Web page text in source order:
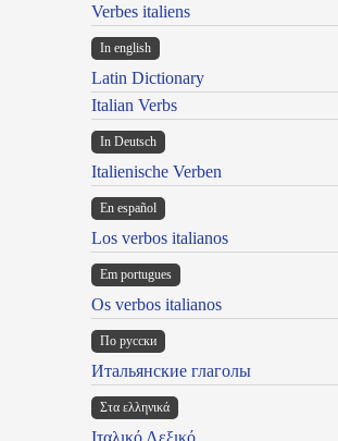
Verbes italiens
In english
Latin Dictionary
Italian Verbs
In Deutsch
Italienische Verben
En español
Los verbos italianos
Em portugues
Os verbos italianos
По русски
Итальянские глаголы
Στα ελληνικά
Ιταλικό Λεξικό